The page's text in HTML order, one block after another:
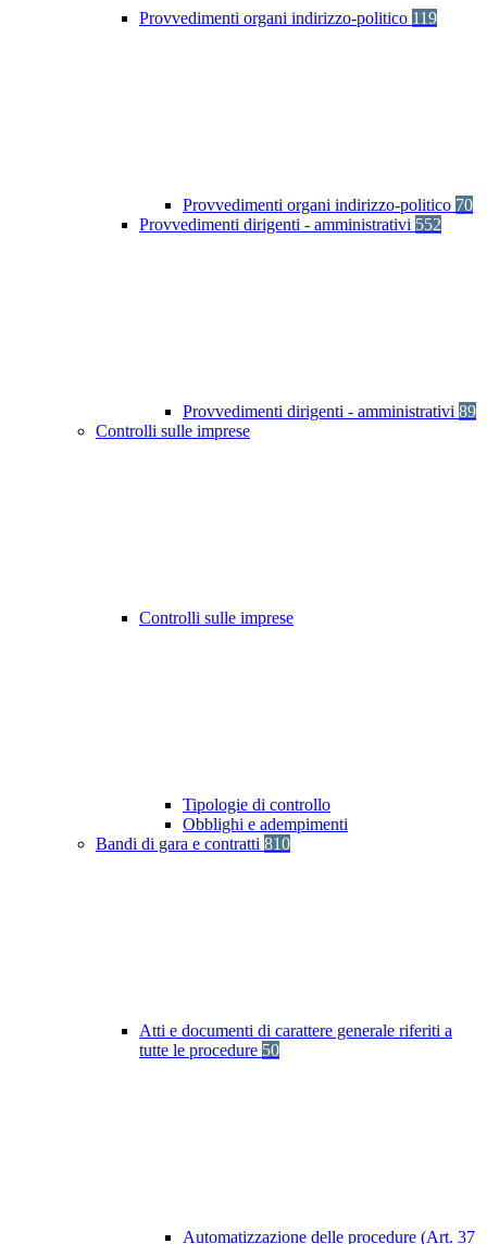
Provvedimenti organi indirizzo-politico 119
Provvedimenti organi indirizzo-politico 70
Provvedimenti dirigenti - amministrativi 552
Provvedimenti dirigenti - amministrativi 89
Controlli sulle imprese
Controlli sulle imprese
Tipologie di controllo
Obblighi e adempimenti
Bandi di gara e contratti 810
Atti e documenti di carattere generale riferiti a
tutte le procedure 50
Automatizzazione delle procedure (Art. 37